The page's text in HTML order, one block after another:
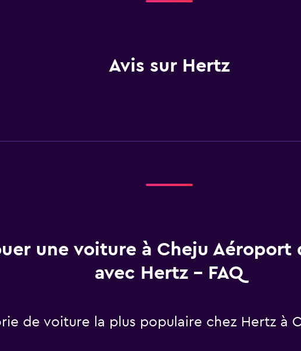
Avis sur Hertz
une voiture à Cheju Aéroport
avec Hertz - FAQ
de voiture la plus populaire chez Hertz à